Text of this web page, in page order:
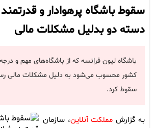
سقوط باشگاه پرهوادار و
دسته دو بدلیل مشکلات مالی
باشگاه لیون فرانسه که از باشگاه‌های مهم و
‏کشور محسوب می‌شود به دلیل مشکلات مالی
سقوط کرد.
به گزارش مملکت آنلاین، سازمان